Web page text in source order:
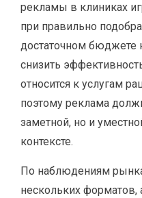
рекламы в клиниках
при правильно
достаточном
снизить
относится к услугам
поэтому реклама
заметной, но и
контексте.
По наблюдениям
нескольких форматов,